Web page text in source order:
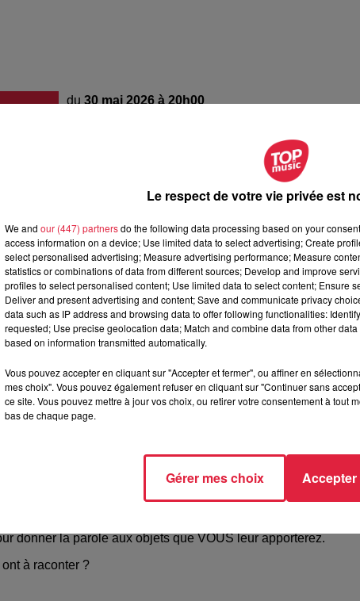
du 30 mai 2026 à 20h00
Salle ACL - 22 Rue de Paris
Les Anodins
https://www.facebook.com/lesanodins/?locale=fr_FR
des choses à raconter…
rencontrés, sur les évènements qu’ils vivent, et sur ce qu’ils
la salle de l’ACL de Geispolsheim, les Anodins,
donner la parole aux objets que VOUS leur apporterez.
à raconter ?
Le respect de votre vie privée est
We and our (447) partnersdo the following data processing based on your
access information on a device; Use limited data to select advertising; Create
select personalised advertising; Measure advertising performance; Measure
statistics or combinations of data from different sources; Develop and improve
profiles to select personalised content; Use limited data to select content; Ensure
Deliver and present advertising and content; Save and communicate privacy
data such as IP address and browsing data to offer following functionalities:
requested; Use precise geolocation data; Match and combine data from other
based on information transmitted automatically.
Vous pouvez accepter en cliquant sur "Accepter et fermer", ou affiner en
mes choix". Vous pouvez également refuser en cliquant sur "Continuer sans
ce site. Vous pouvez mettre à jour vos choix, ou retirer votre consentement à tout
bas de chaque page.
Gérer mes choix Accepter